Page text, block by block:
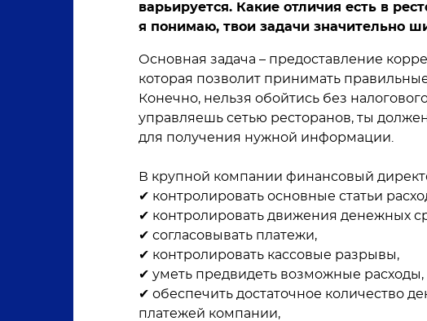
варьируется. Какие отличия есть в
я понимаю, твои задачи значительно
Основная задача – предоставление
которая позволит принимать
Конечно, нельзя обойтись без
управляешь сетью ресторанов, ты
для получения нужной информации.
В крупной компании финансовый
✔ контролировать основные статьи
✔ контролировать движения денежных
✔ согласовывать платежи,
✔ контролировать кассовые разрывы,
✔ уметь предвидеть возможные расходы,
✔ обеспечить достаточное количество
платежей компании,